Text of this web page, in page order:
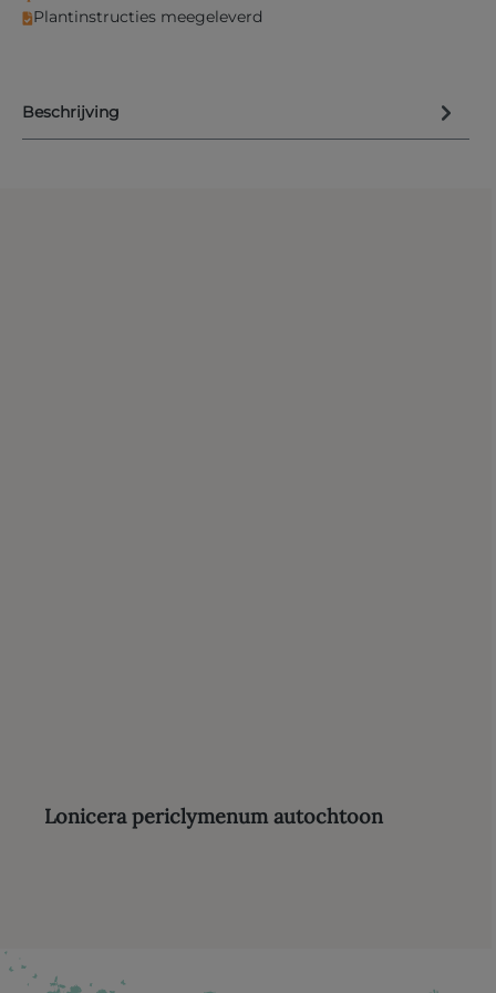
Plantinstructies meegeleverd
Beschrijving
Lonicera periclymenum autochtoon